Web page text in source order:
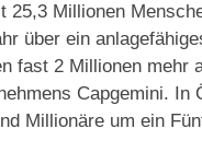
25,3 Millionen
über ein
fast 2 Millionen mehr
Capgemini.
Millionäre um ein